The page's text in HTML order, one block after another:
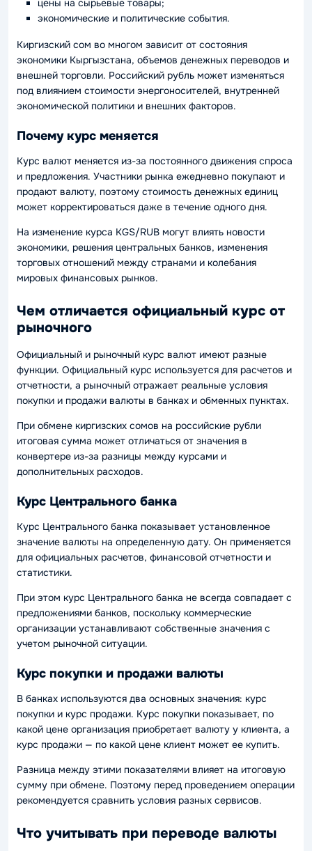
экономические и политические события.
Киргизский сом во многом зависит от состояния
экономики Кыргызстана, объемов денежных переводов и
внешней торговли. Российский рубль может изменяться
под влиянием стоимости энергоносителей, внутренней
экономической политики и внешних факторов.
Почему курс меняется
Курс валют меняется из-за постоянного движения спроса
и предложения. Участники рынка ежедневно покупают и
продают валюту, поэтому стоимость денежных единиц
может корректироваться даже в течение одного дня.
На изменение курса KGS/RUB могут влиять новости
экономики, решения центральных банков, изменения
торговых отношений между странами и колебания
мировых финансовых рынков.
Чем отличается официальный курс от
рыночного
Официальный и рыночный курс валют имеют разные
функции. Официальный курс используется для расчетов и
отчетности, а рыночный отражает реальные условия
покупки и продажи валюты в банках и обменных пунктах.
При обмене киргизских сомов на российские рубли
итоговая сумма может отличаться от значения в
конвертере из-за разницы между курсами и
дополнительных расходов.
Курс Центрального банка
Курс Центрального банка показывает установленное
значение валюты на определенную дату. Он применяется
для официальных расчетов, финансовой отчетности и
статистики.
При этом курс Центрального банка не всегда совпадает с
предложениями банков, поскольку коммерческие
организации устанавливают собственные значения с
учетом рыночной ситуации.
Курс покупки и продажи валюты
В банках используются два основных значения: курс
покупки и курс продажи. Курс покупки показывает, по
какой цене организация приобретает валюту у клиента, а
курс продажи — по какой цене клиент может ее купить.
Разница между этими показателями влияет на итоговую
сумму при обмене. Поэтому перед проведением операции
рекомендуется сравнить условия разных сервисов.
Что учитывать при переводе валюты